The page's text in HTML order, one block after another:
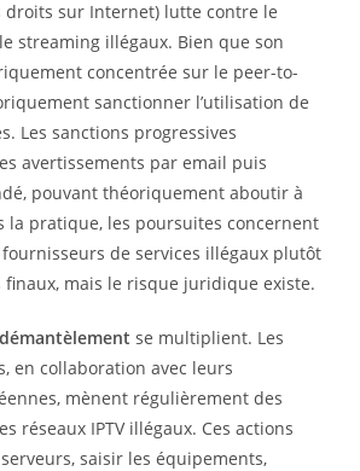
droits sur Internet) lutte contre le
streaming illégaux. Bien que son
concentrée sur le peer-to-
sanctionner l’utilisation de
Les sanctions progressives
avertissements par email puis
pouvant théoriquement aboutir à
la pratique, les poursuites concernent
de services illégaux plutôt
mais le risque juridique existe.
se multiplient. Les
en collaboration avec leurs
mènent régulièrement des
réseaux IPTV illégaux. Ces actions
saisir les équipements,